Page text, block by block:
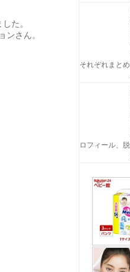
た。
ンさん。
それぞれまと
ロフィール、